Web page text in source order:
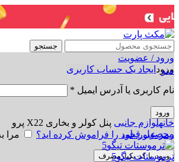
جستجو
ورود / عضویت
ورود ایجاد یک حساب کاربری
نام کاربری یا آدرس ایمیل *
ورود
رمز عبور خود را فراموش کرده اید؟ مرا
ورود با کد یکبارمصرف
منو
برای بزرگنمایی کلیک کنید
خانهلوازم جانبی پنل کولر و بخاری X22 پرو
محصول قبلی
ترموستات تیگو5